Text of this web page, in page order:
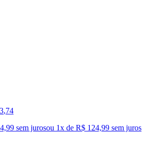
,74
sem jurosou 1x de R$ 124,99 sem juros